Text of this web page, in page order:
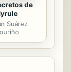
de
Suárez